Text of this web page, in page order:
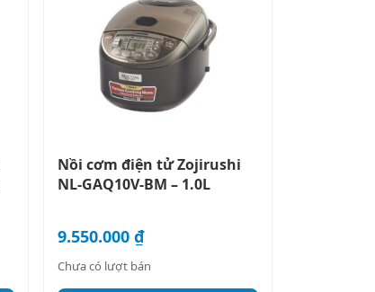
Nồi cơm điện tử Zojirushi
NL-GAQ10V-BM – 1.0L
9.550.000₫
Chưa có lượt bán